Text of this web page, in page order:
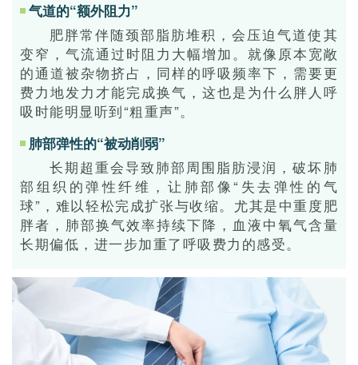
气道的“额外阻力”
肥胖常伴随颈部脂肪堆积，会压迫气道使其
变窄，气流通过时阻力大幅增加。就像原本宽敞
的通道被杂物挤占，同样的呼吸频率下，需要更
费力地发力才能完成换气，这也是为什么胖人呼
吸时能明显听到“粗重声”。
肺部弹性的“被动削弱”
长期超重会导致肺部周围脂肪浸润，破坏肺
部组织的弹性纤维，让肺部像“失去弹性的气
球”，难以轻松完成扩张与收缩。尤其是中重度肥
胖者，肺部换气效率持续下降，血液中氧气含量
长期偏低，进一步加重了呼吸费力的感受。